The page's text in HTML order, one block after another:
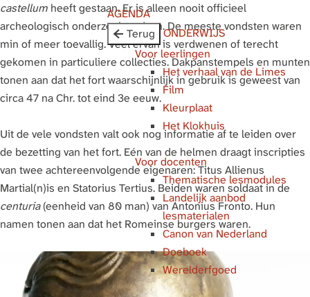
AGENDA
Terug
ONDERWIJS
Voor leerlingen
Het verhaal van de Limes
Film
Kleurplaat
Het Klokhuis
Voor docenten
Thematische lesmodules
Landelijk aanbod
lesmaterialen
Canon van Nederland
Doeboek
Werelderfgoed
castellum heeft gestaan. Er is alleen nooit officieel
archeologisch onderzoek gedaan. De meeste vondsten waren
min of meer toevallig. Veel ervan is verdwenen of terecht
gekomen in particuliere collecties. Dakpanstempels en munten
tonen aan dat het fort waarschijnlijk in gebruik is geweest van
circa 47 na Chr. tot eind 3e eeuw.
Uit de vele vondsten valt ook nog informatie af te leiden over
de bezetting van het fort. Eén van de helmen draagt inscripties
van twee achtereenvolgende eigenaren: Titus Allienus
Martial(n)is en Statorius Tertius. Beiden waren soldaat in de
centuria(eenheid van 80 man) van Antonius Fronto. Hun
namen tonen aan dat het Romeinse burgers waren.